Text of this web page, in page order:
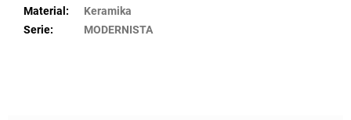
Material :
Keramika
Serie: MODERNISTA